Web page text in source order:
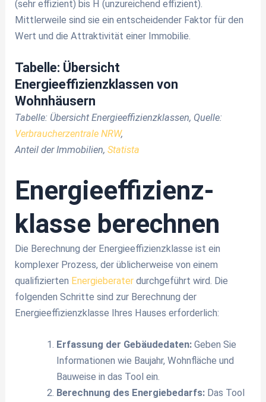
(sehr effizient) bis H (unzureichend effizient).
Mittlerweile sind sie ein entscheidender Faktor für den
Wert und die Attraktivität einer Immobilie.
Tabelle: Übersicht
Energieeffizienzklassen von
Wohnhäusern
Tabelle: Übersicht Energieeffizienzklassen, Quelle:
Verbraucherzentrale NRW,
Anteil der Immobilien,Statista
Energieeffizienz­
klasse berechnen
Die Berechnung der Energieeffizienzklasse ist ein
komplexer Prozess, der üblicherweise von einem
qualifizierten Energieberater durchgeführt wird. Die
folgenden Schritte sind zur Berechnung der
Energieeffizienzklasse Ihres Hauses erforderlich:
Erfassung der Gebäudedaten:Geben Sie
Informationen wie Baujahr, Wohnfläche und
Bauweise in das Tool ein.
Berechnung des Energiebedarfs:Das Tool